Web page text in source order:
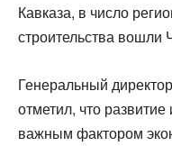
Кавказа, в число
строительства вошли
Генеральный
отметил, что
важным фактором